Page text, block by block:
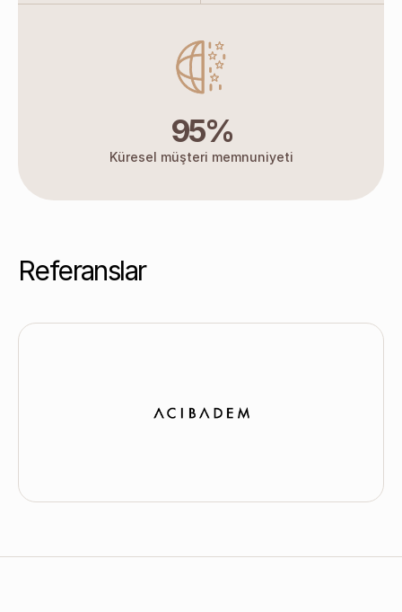
95%
Küresel müşteri memnuniyeti
Referanslar